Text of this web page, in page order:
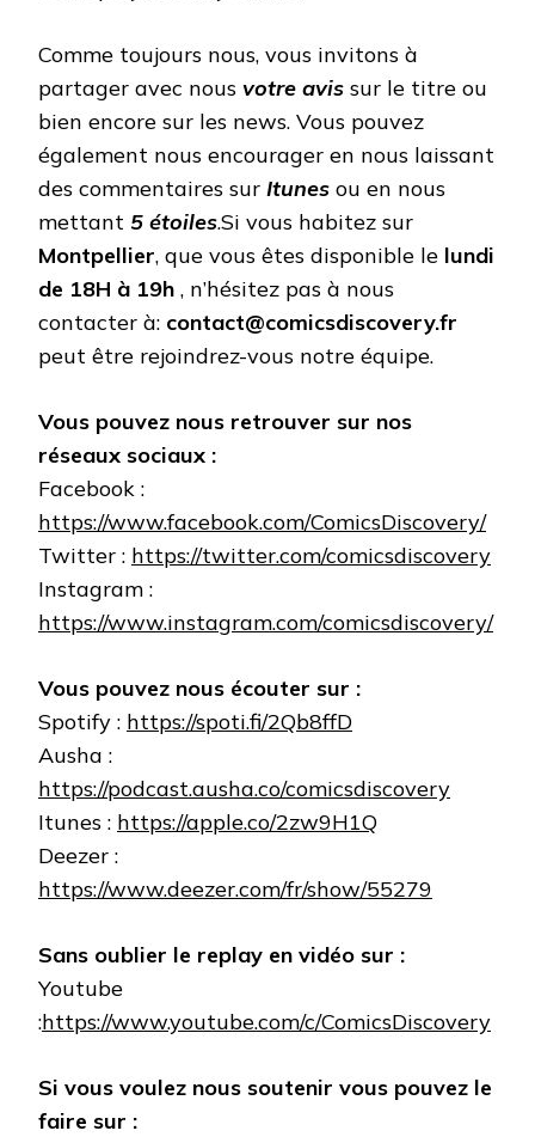
Comme toujours nous, vous invitons à
partager avec nous votre avis sur le titre ou
bien encore sur les news. Vous pouvez
également nous encourager en nous laissant
des commentaires sur Itunes ou en nous
mettant 5 étoiles.Si vous habitez sur
Montpellier, que vous êtes disponible le lundi
de 18H à 19h , n’hésitez pas à nous
contacter à: contact@comicsdiscovery.fr
peut être rejoindrez-vous notre équipe.
Vous pouvez nous retrouver sur nos
réseaux sociaux :
Facebook :
https://www.facebook.com/ComicsDiscovery/
Twitter : https://twitter.com/comicsdiscovery
Instagram :
https://www.instagram.com/comicsdiscovery/
Vous pouvez nous écouter sur :
Spotify : https://spoti.fi/2Qb8ffD
Ausha :
https://podcast.ausha.co/comicsdiscovery
Itunes : https://apple.co/2zw9H1Q
Deezer :
https://www.deezer.com/fr/show/55279
Sans oublier le replay en vidéo sur :
Youtube
:https://www.youtube.com/c/ComicsDiscovery
Si vous voulez nous soutenir vous pouvez le
faire sur :